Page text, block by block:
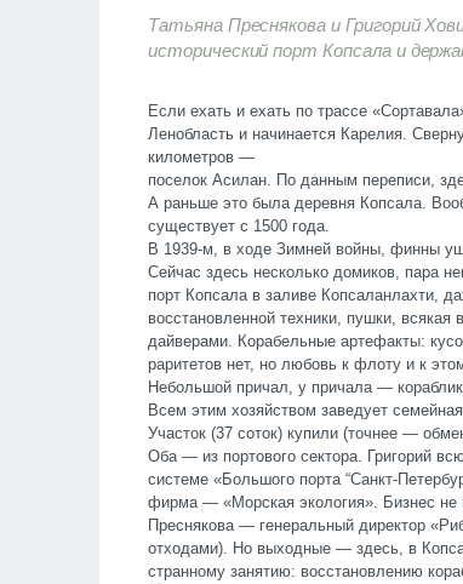
Татьяна Преснякова и Григорий
исторический порт Копсала и
Если ехать и ехать по трассе
Ленобласть и начинается Карелия.
километров —
поселок Асилан. По данным переписи,
А раньше это была деревня Копсала.
существует с 1500 года.
В 1939-м, в ходе Зимней войны, финны
Сейчас здесь несколько домиков, пара
порт Копсала в заливе Копсаланлахти,
восстановленной техники, пушки,
дайверами. Корабельные артефакты:
раритетов нет, но любовь к флоту и к
Небольшой причал, у причала —
Всем этим хозяйством заведует
Участок (37 соток) купили (точнее —
Оба — из портового сектора. Григорий
системе «Большого порта “Санкт-
фирма — «Морская экология». Бизнес
Преснякова — генеральный директор
отходами). Но выходные — здесь, в
странному занятию: восстановлению